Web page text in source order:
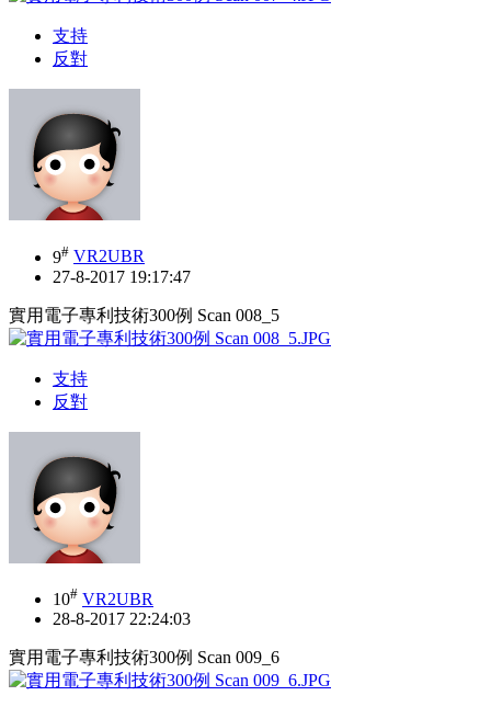
支持
反對
9# VR2UBR
27-8-2017 19:17:47
實用電子專利技術300例 Scan 008_5
支持
反對
10# VR2UBR
28-8-2017 22:24:03
實用電子專利技術300例 Scan 009_6